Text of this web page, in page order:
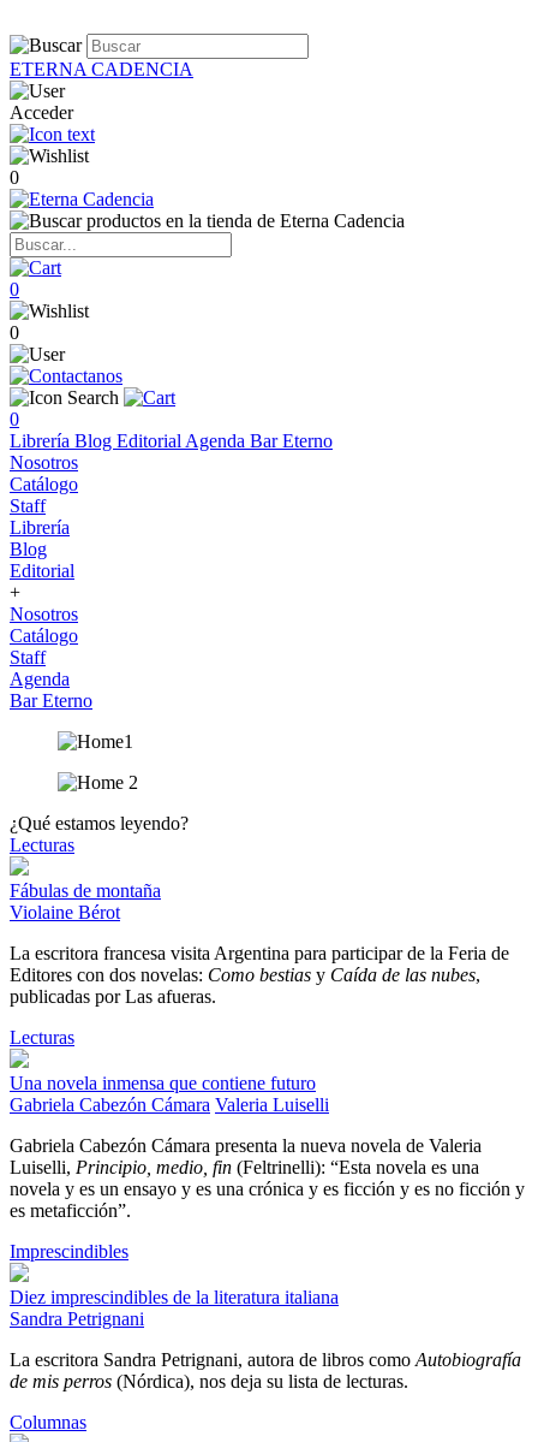
ETERNA CADENCIA
Acceder
0
0
0
0
Librería Blog Editorial Agenda Bar Eterno
Nosotros
Catálogo
Staff
Librería
Blog
Editorial
+
Nosotros
Catálogo
Staff
Agenda
Bar Eterno
¿Qué estamos leyendo?
Lecturas
Fábulas de montaña
Violaine Bérot
La escritora francesa visita Argentina para participar de la Feria de
Editores con dos novelas: Como bestias y Caída de las nubes,
publicadas por Las afueras.
Lecturas
Una novela inmensa que contiene futuro
Gabriela Cabezón Cámara Valeria Luiselli
Gabriela Cabezón Cámara presenta la nueva novela de Valeria
Luiselli, Principio, medio, fin (Feltrinelli): “Esta novela es una
novela y es un ensayo y es una crónica y es ficción y es no ficción y
es metaficción”.
Imprescindibles
Diez imprescindibles de la literatura italiana
Sandra Petrignani
La escritora Sandra Petrignani, autora de libros como Autobiografía
de mis perros (Nórdica), nos deja su lista de lecturas.
Columnas